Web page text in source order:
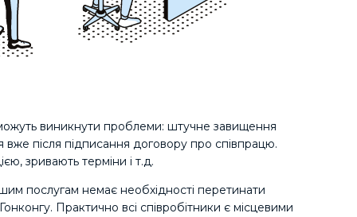
виникнути проблеми: штучне завищення
вже після підписання договору про співпрацю.
зривають терміни і т.д.
послугам немає необхідності перетинати
Практично всі співробітники є місцевими